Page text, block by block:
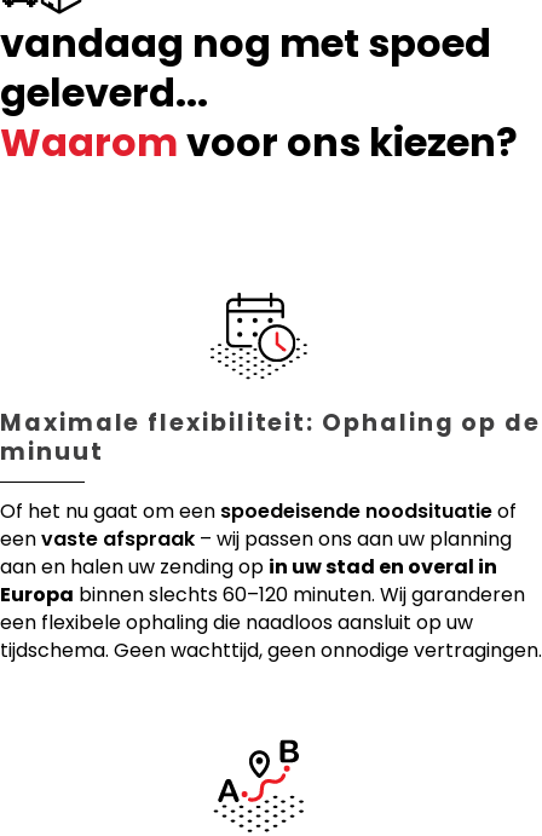
vandaag nog met spoed
geleverd...
Waaromvoor ons kiezen?
Maximale flexibiliteit: Ophaling op de
minuut
Of het nu gaat om een spoedeisende noodsituatieof
eenvaste afspraak – wij passen ons aan uw planning
aan en halen uw zending op in uw stad en overal in
Europa binnen slechts 60–120 minuten. Wij garanderen
een flexibele ophaling die naadloos aansluit op uw
tijdschema. Geen wachttijd, geen onnodige vertragingen.